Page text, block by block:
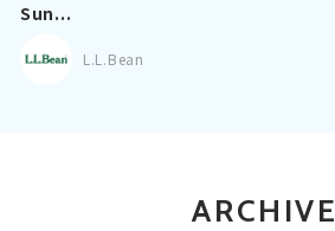
Sun...
L.L.Bean
ARCHIVE